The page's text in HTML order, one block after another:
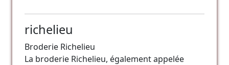
richelieu
Broderie Richelieu
La broderie Richelieu, également appelée